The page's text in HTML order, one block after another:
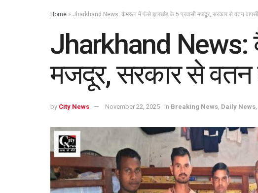
Home » Jharkhand News: कैमरून में फंसे झारखंड के 5 प्रवासी मजदूर, सरकार से वतन वापसी
Jharkhand News:
मजदूर, सरकार से वतन
by City News November 22, 2025 in Breaking News, Daily News,